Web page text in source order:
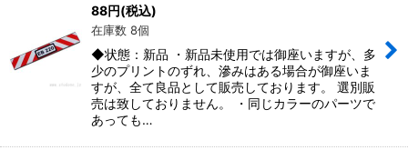
88円(税込)
在庫数 8個
◆状態：新品 ・新品未使用では御座いますが、多
少のプリントのずれ、滲みはある場合が御座いま
すが、全て良品として販売しております。 選別販
売は致しておりません。 ・同じカラーのパーツで
あっても…